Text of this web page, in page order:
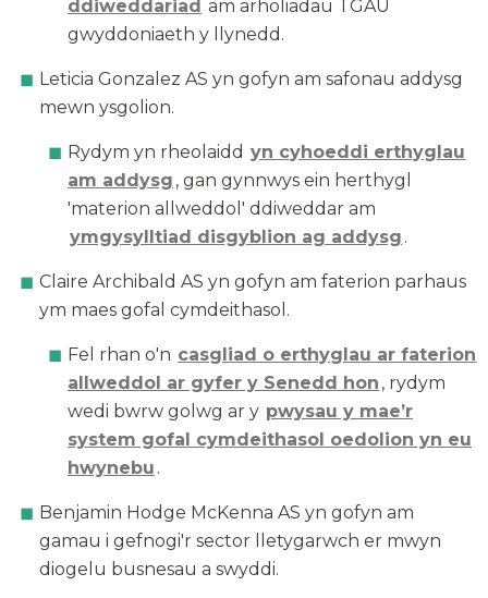
ddiweddariad am arholiadau TGAU
gwyddoniaeth y llynedd.
Leticia Gonzalez AS yn gofyn am safonau addysg
mewn ysgolion.
Rydym yn rheolaidd yn cyhoeddi erthyglau
am addysg , gan gynnwys ein herthygl
'materion allweddol' ddiweddar am
ymgysylltiad disgyblion ag addysg .
Claire Archibald AS yn gofyn am faterion parhaus
ym maes gofal cymdeithasol.
Fel rhan o'n casgliad o erthyglau ar faterion
allweddol ar gyfer y Senedd hon , rydym
wedi bwrw golwg ar y pwysau y mae’r
system gofal cymdeithasol oedolion yn eu
hwynebu .
Benjamin Hodge McKenna AS yn gofyn am
gamau i gefnogi'r sector lletygarwch er mwyn
diogelu busnesau a swyddi.